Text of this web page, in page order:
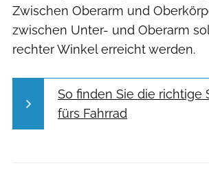
Zwischen Oberarm und
zwischen Unter- und Oberarm
rechter Winkel erreicht werden.
So finden Sie die richtige
fürs Fahrrad